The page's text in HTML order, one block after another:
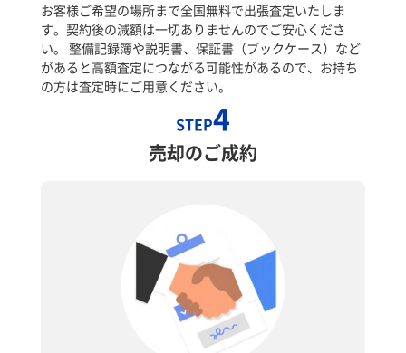
お客様ご希望の場所まで全国無料で出張査定いたしま
す。契約後の減額は一切ありませんのでご安心くださ
い。 整備記録簿や説明書、保証書（ブックケース）など
があると高額査定につながる可能性があるので、お持ち
の方は査定時にご用意ください。
STEP4
売却のご成約